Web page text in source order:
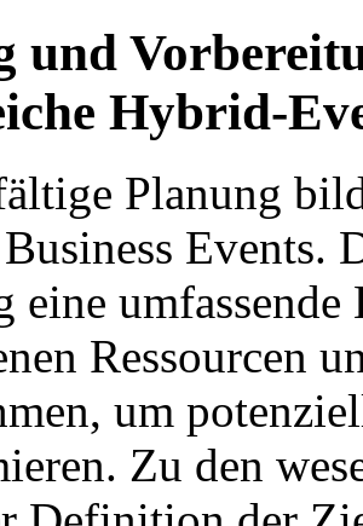
und
Hybrid-
Planung
Events.
eine umfassende
Ressourcen
um
Zu den